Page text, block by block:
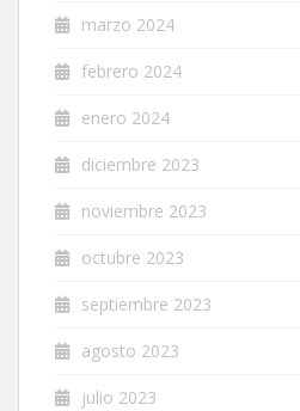
marzo 2024
febrero 2024
enero 2024
diciembre 2023
noviembre 2023
octubre 2023
septiembre 2023
agosto 2023
julio 2023